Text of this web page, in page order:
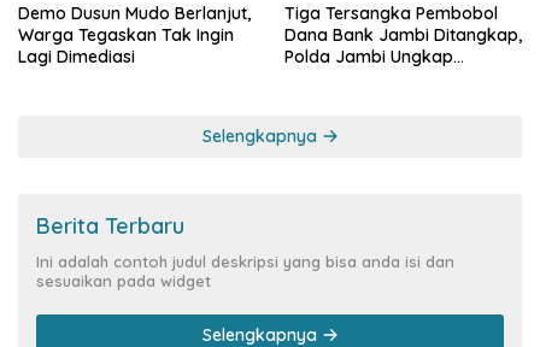
Demo Dusun Mudo Berlanjut,
Warga Tegaskan Tak Ingin
Lagi Dimediasi
Tiga Tersangka Pembobol
Dana Bank Jambi Ditangkap,
Polda Jambi Ungkap
Selengkapnya
Berita Terbaru
Ini adalah contoh judul deskripsi yang bisa anda isi dan
sesuaikan pada widget
Selengkapnya